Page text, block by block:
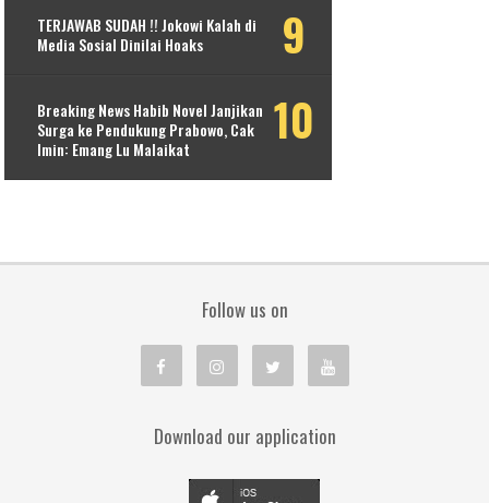
TERJAWAB SUDAH !! Jokowi Kalah di
Media Sosial Dinilai Hoaks
Breaking News Habib Novel Janjikan
Surga ke Pendukung Prabowo, Cak
Imin: Emang Lu Malaikat
Follow us on
Download our application